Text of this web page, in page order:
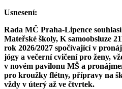
Usnesení:
Rada MČ Praha-Lipence
Mateřské školy, K samoobsluze
rok 2026/2027 spočívající v
jógy a večerní cvičení pro ženy,
v novém pavilonu MŠ a
pro kroužky flétny, přípravy na
vždy v úterý až ve čtvrtek.